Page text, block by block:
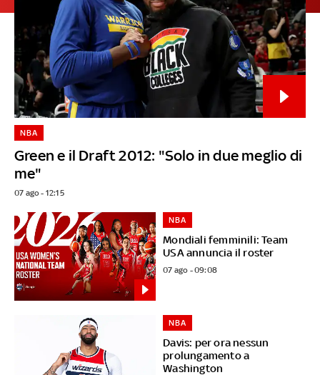
Green e il Draft 2012: "Solo in due meglio di
me"
NBA
07 ago - 12:15
Mondiali femminili: Team
USA annuncia il roster
NBA
07 ago - 09:08
Davis: per ora nessun
prolungamento a
Washington
NBA